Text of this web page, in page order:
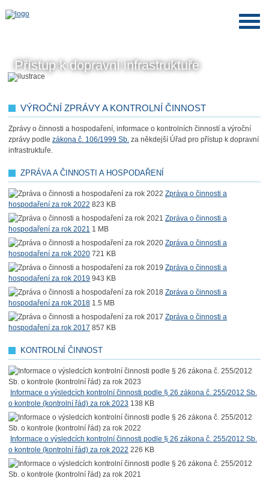
Přístup k dopravní infrastruktuře
VÝROČNÍ ZPRÁVY A KONTROLNÍ ČINNOST
Zprávy o činnosti a hospodaření, informace o kontrolních činností a výroční
zprávy podle zákona č. 106/1999 Sb.za někdejší Úřad pro přístup k dopravní
infrastruktuře.
ZPRÁVA A ČINNOSTI A HOSPODAŘENÍ
Zpráva o činnosti a
hospodaření za rok 2022 823 KB
Zpráva o činnosti a
hospodaření za rok 2021 1 MB
Zpráva o činnosti a
hospodaření za rok 2020721 KB
Zpráva o činnosti a
hospodaření za rok 2019 943 KB
Zpráva o činnosti a
hospodaření za rok 20181.5 MB
Zpráva o činnosti a
hospodaření za rok 2017 857 KB
KONTROLNÍ ČINNOST
Informace o výsledcích kontrolní činnosti podle § 26 zákona č. 255/2012 Sb.
o kontrole (kontrolní řád) za rok 2023 138 KB
Informace o výsledcích kontrolní činnosti podle § 26 zákona č. 255/2012 Sb.
o kontrole (kontrolní řád) za rok 2022 226 KB